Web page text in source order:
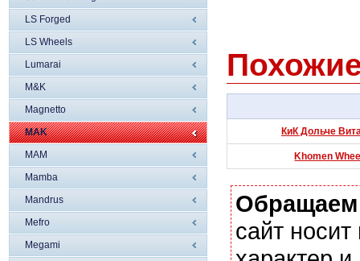
LS Forged
LS Wheels
Lumarai
M&K
Magnetto
MAK
MAM
Mamba
Mandrus
Mefro
Megami
КиК Дольче
Khomen
сайт